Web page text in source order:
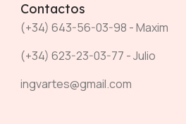
Contactos
(+34) 643-56-03-98 - Maxim
(+34) 623-23-03-77 - Julio
ingvartes@gmail.com